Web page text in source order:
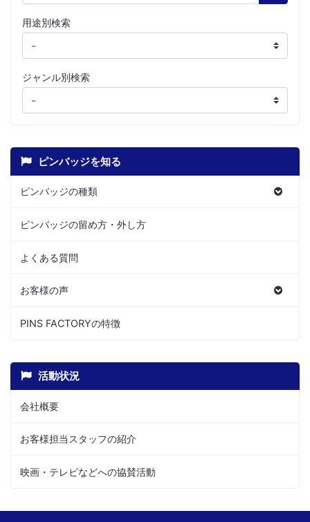
用途別検索
ジャンル別検索
ピンバッジを知る
ピンバッジの種類
ピンバッジの留め方・外し方
よくある質問
お客様の声
PINS FACTORYの特徴
活動状況
会社概要
お客様担当スタッフの紹介
映画・テレビなどへの協賛活動